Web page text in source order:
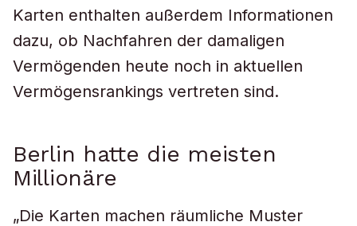
Karten enthalten außerdem Informationen
dazu, ob Nachfahren der damaligen
Vermögenden heute noch in aktuellen
Vermögensrankings vertreten sind.
Berlin hatte die meisten
Millionäre
„Die Karten machen räumliche Muster